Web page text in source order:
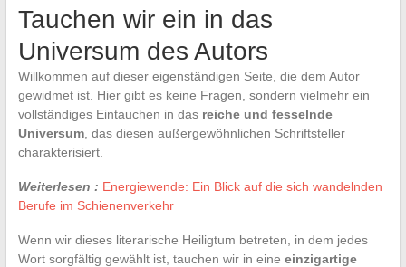
Tauchen wir ein in das
Universum des Autors
Willkommen auf dieser eigenständigen Seite, die dem Autor
gewidmet ist. Hier gibt es keine Fragen, sondern vielmehr ein
vollständiges Eintauchen in das reiche und fesselnde
Universum, das diesen außergewöhnlichen Schriftsteller
charakterisiert.
Weiterlesen : Energiewende: Ein Blick auf die sich wandelnden
Berufe im Schienenverkehr
Wenn wir dieses literarische Heiligtum betreten, in dem jedes
Wort sorgfältig gewählt ist, tauchen wir in eine einzigartige